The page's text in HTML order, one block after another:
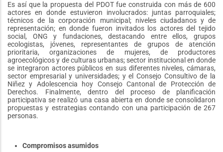
Es así que la propuesta del PDOT fue construida con más de 600
actores en donde estuvieron involucrados: juntas parroquiales;
técnicos de la corporación municipal; niveles ciudadanos y de
representación; en donde fueron invitados los actores del tejido
social, ONG y fundaciones, destacando entre ellos, grupos
ecologistas, jóvenes, representantes de grupos de atención
prioritaria, organizaciones de mujeres, de productores
agroecológicos y de culturas urbanas; sector institucional en donde
se integraron actores públicos en sus diferentes niveles, cámaras,
sector empresarial y universidades; y el Consejo Consultivo de la
Niñez y Adolescencia hoy Consejo Cantonal de Protección de
Derechos. Finalmente, dentro del proceso de planificación
participativa se realizó una casa abierta en donde se consolidaron
propuestas y estrategias contando con una participación de 267
personas.
Compromisos asumidos